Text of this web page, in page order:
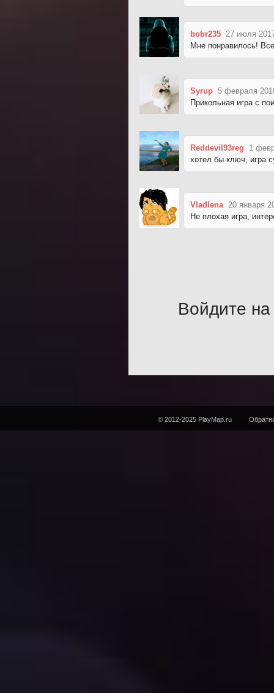
bobr235 27 июля
Мне понравилось!
Syrup 5 февраля
Прикольная игра с
Reddevil93reg
1
хотел бы ключ, игра
Vladlena 20 января
Не плохая игра,
Войдите на
© 2012-2025 PlayMap.ru